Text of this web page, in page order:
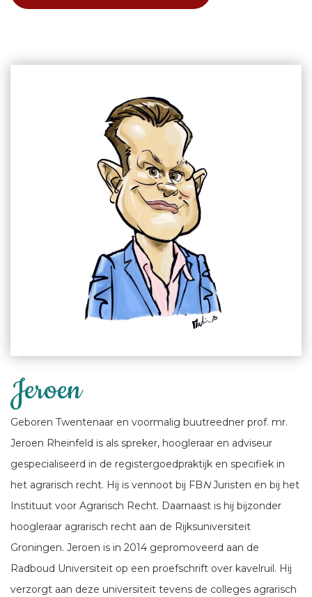
Jeroen
Geboren Twentenaar en voormalig buutreedner prof. mr.
Jeroen Rheinfeld is als spreker, hoogleraar en adviseur
gespecialiseerd in de registergoedpraktijk en specifiek in
het agrarisch recht. Hij is vennoot bij FBNJuristen en bij het
Instituut voor Agrarisch Recht. Daarnaast is hij bijzonder
hoogleraar agrarisch recht aan de Rijksuniversiteit
Groningen. Jeroen is in 2014 gepromoveerd aan de
Radboud Universiteit op een proefschrift over kavelruil. Hij
verzorgt aan deze universiteit tevens de colleges agrarisch